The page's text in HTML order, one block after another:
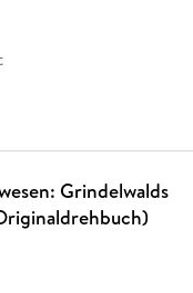
Grindelwalds